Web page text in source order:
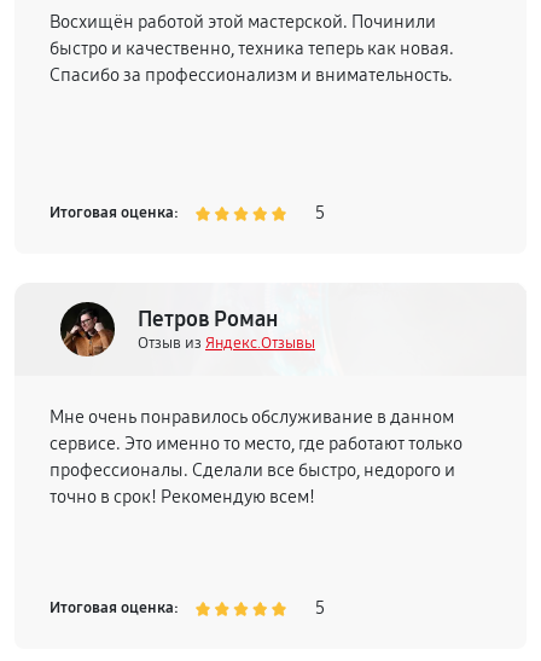
Восхищён работой этой мастерской. Починили
быстро и качественно, техника теперь как новая.
Спасибо за профессионализм и внимательность.
Итоговая оценка: 5
Петров Роман
Отзыв из Яндекс.Отзывы
Мне очень понравилось обслуживание в данном
сервисе. Это именно то место, где работают только
профессионалы. Сделали все быстро, недорого и
точно в срок! Рекомендую всем!
Итоговая оценка: 5